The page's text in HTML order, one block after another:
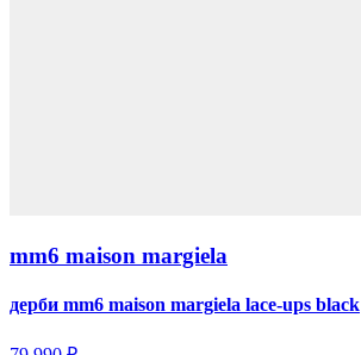
mm6 maison margiela
дерби mm6 maison margiela lace-ups black